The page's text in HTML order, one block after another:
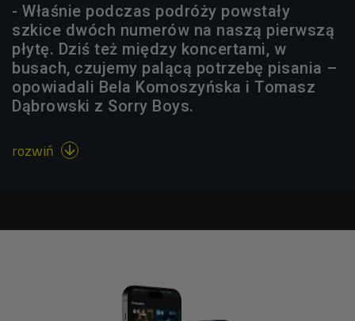
- Właśnie podczas podróży powstały
szkice dwóch numerów na naszą pierwszą
płytę. Dziś też między koncertami, w
busach, czujemy palącą potrzebę pisania –
opowiadali Bela Komoszyńska i Tomasz
Dąbrowski z Sorry Boys.
rozwiń 